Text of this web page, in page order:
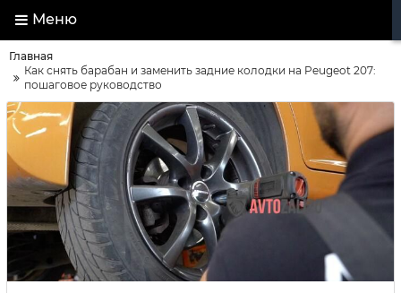
Меню
Главная
Как снять барабан и заменить задние колодки на Peugeot 207:
пошаговое руководство